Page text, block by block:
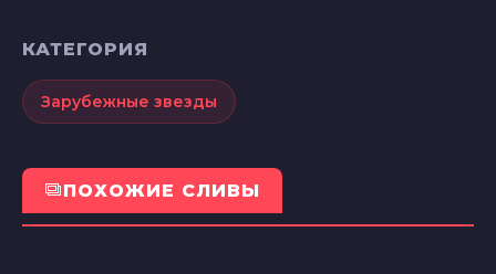
КАТЕГОРИЯ
Зарубежные звезды
ПОХОЖИЕ СЛИВЫ